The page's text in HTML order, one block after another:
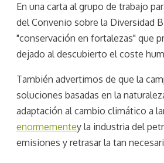
En una carta al grupo de trabajo
del Convenio sobre la Diversidad
"conservación en fortalezas" que
dejado al descubierto el coste
También advertimos de que la
soluciones basadas en la
adaptación al cambio climático a
enormementey la industria del
emisiones y retrasar la tan